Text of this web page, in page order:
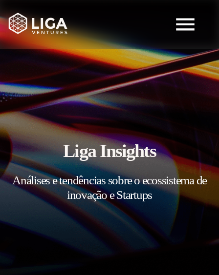
Liga Insights
Análises e tendências sobre o ecossistema de
inovação e Startups